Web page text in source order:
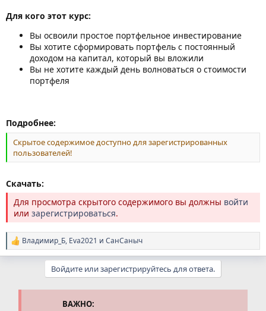
Для кого этот курс:
Вы освоили простое портфельное инвестирование
Вы хотите сформировать портфель с постоянный
доходом на капитал, который вы вложили
Вы не хотите каждый день волноваться о стоимости
портфеля
Подробнее:
Скрытое содержимое доступно для зарегистрированных
пользователей!
Скачать:
Для просмотра скрытого содержимого вы должны войти
или зарегистрироваться.
Р
е
Владимир_Б, Eva2021 и СанСаныч
Войдите или зарегистрируйтесь для ответа.
ВАЖНО: